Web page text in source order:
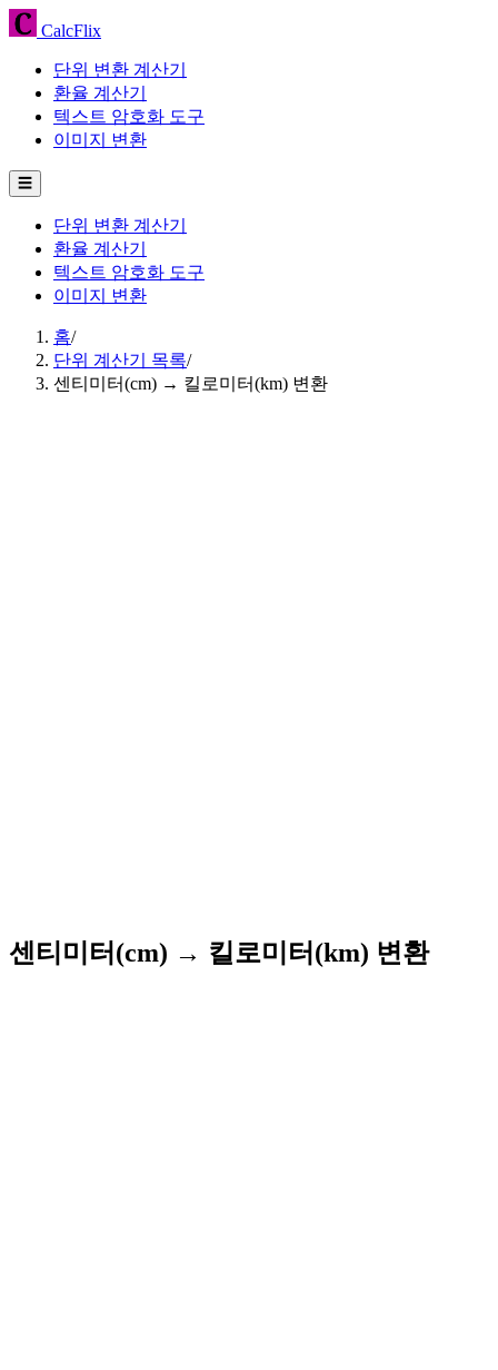
CalcFlix
단위 변환 계산기
환율 계산기
텍스트 암호화 도구
이미지 변환
☰
단위 변환 계산기
환율 계산기
텍스트 암호화 도구
이미지 변환
홈/
단위 계산기 목록/
센티미터(cm) → 킬로미터(km) 변환
센티미터(cm) → 킬로미터(km) 변환